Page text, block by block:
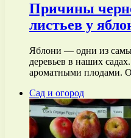
Причины
листьев у
Яблони — одни из
деревьев в наших
ароматными плодами.
Сад и огород